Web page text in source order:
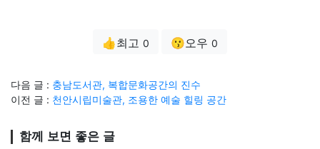
👍최고 0 😗오우 0
다음 글 : 충남도서관, 복합문화공간의 진수
이전 글 : 천안시립미술관, 조용한 예술 힐링 공간
함께 보면 좋은 글